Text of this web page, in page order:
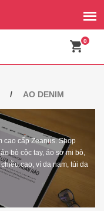
0
AO DENIM
cao cấp Zeanus. Shop
bò cộc tay, áo sơ mi bò,
cao, ví da nam, túi da